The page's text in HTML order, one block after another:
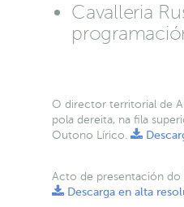
Cavalleria
O director territorial de
pola dereita, na fila
Outono Lírico.
Acto de presentación
Descarga en alta